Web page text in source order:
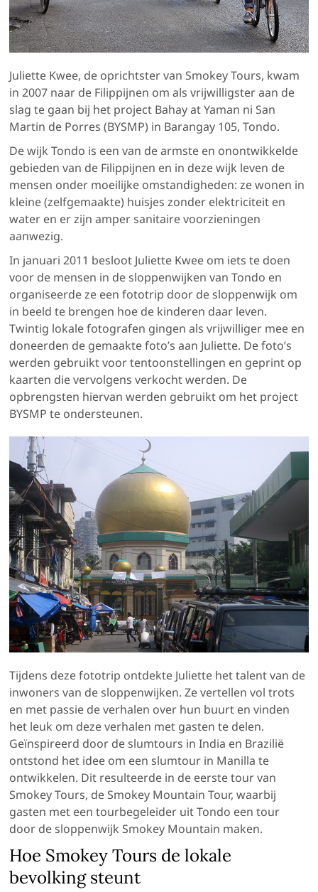
Juliette Kwee, de oprichtster van Smokey Tours, kwam
in 2007 naar de Filippijnen om als vrijwilligster aan de
slag te gaan bij het project Bahay at Yaman ni San
Martin de Porres (BYSMP) in Barangay 105, Tondo.
De wijk Tondo is een van de armste en onontwikkelde
gebieden van de Filippijnen en in deze wijk leven de
mensen onder moeilijke omstandigheden: ze wonen in
kleine (zelfgemaakte) huisjes zonder elektriciteit en
water en er zijn amper sanitaire voorzieningen
aanwezig.
In januari 2011 besloot Juliette Kwee om iets te doen
voor de mensen in de sloppenwijken van Tondo en
organiseerde ze een fototrip door de sloppenwijk om
in beeld te brengen hoe de kinderen daar leven.
Twintig lokale fotografen gingen als vrijwilliger mee en
doneerden de gemaakte foto’s aan Juliette. De foto’s
werden gebruikt voor tentoonstellingen en geprint op
kaarten die vervolgens verkocht werden. De
opbrengsten hiervan werden gebruikt om het project
BYSMP te ondersteunen.
Tijdens deze fototrip ontdekte Juliette het talent van de
inwoners van de sloppenwijken. Ze vertellen vol trots
en met passie de verhalen over hun buurt en vinden
het leuk om deze verhalen met gasten te delen.
Geïnspireerd door de slumtours in India en Brazilië
ontstond het idee om een slumtour in Manilla te
ontwikkelen. Dit resulteerde in de eerste tour van
Smokey Tours, de Smokey Mountain Tour, waarbij
gasten met een tourbegeleider uit Tondo een tour
door de sloppenwijk Smokey Mountain maken.
Hoe Smokey Tours de lokale
bevolking steunt